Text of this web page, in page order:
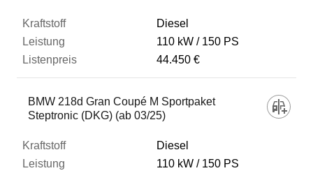
Diesel
110 kW
150 PS
44.450 €
BMW 218d Gran Coupé M Sportpaket
Steptronic (DKG) (ab 03/25)
Diesel
110 kW
150 PS